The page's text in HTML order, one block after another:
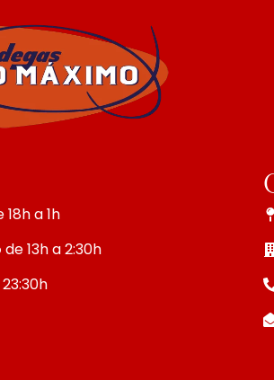
18h a 1h
de 13h a 2:30h